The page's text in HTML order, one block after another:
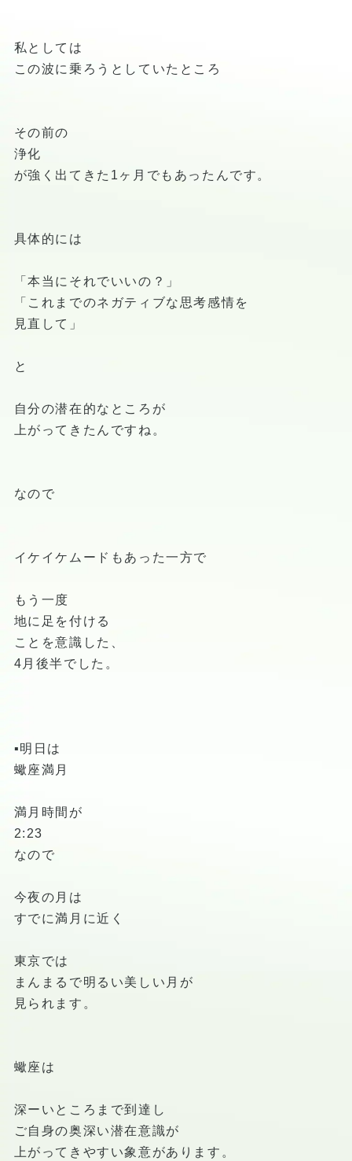
私としては
この波に乗ろうとしていたところ
その前の
浄化
が強く出てきた1ヶ月でもあったんです。
具体的には
「本当にそれでいいの？」
「これまでのネガティブな思考感情を
見直して」
と
自分の潜在的なところが
上がってきたんですね。
なので
イケイケムードもあった一方で
もう一度
地に足を付ける
ことを意識した、
4月後半でした。
▪️明日は
蠍座満月
満月時間が
2:23
なので
今夜の月は
すでに満月に近く
東京では
まんまるで明るい美しい月が
見られます。
蠍座は
深ーいところまで到達し
ご自身の奥深い潜在意識が
上がってきやすい象意があります。